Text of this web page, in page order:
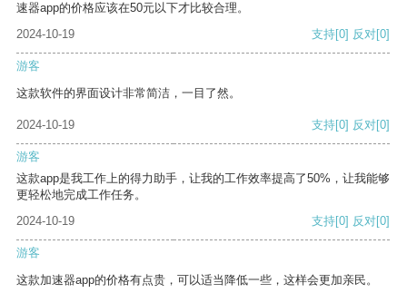
速器app的价格应该在50元以下才比较合理。
2024-10-19
支持[0] 反对[0]
游客
这款软件的界面设计非常简洁，一目了然。
2024-10-19 支持[0] 反对[0]
游客
这款app是我工作上的得力助手，让我的工作效率提高了50%，让我能够
更轻松地完成工作任务。
2024-10-19
支持[0] 反对[0]
游客
这款加速器app的价格有点贵，可以适当降低一些，这样会更加亲民。